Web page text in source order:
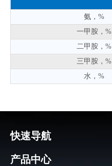
氨，%
一甲胺，%
二甲胺，%
三甲胺，%
水，%
快速导航
产品中心